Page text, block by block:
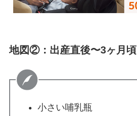
地図②：出産直後〜3ヶ月頃
小さい哺乳瓶